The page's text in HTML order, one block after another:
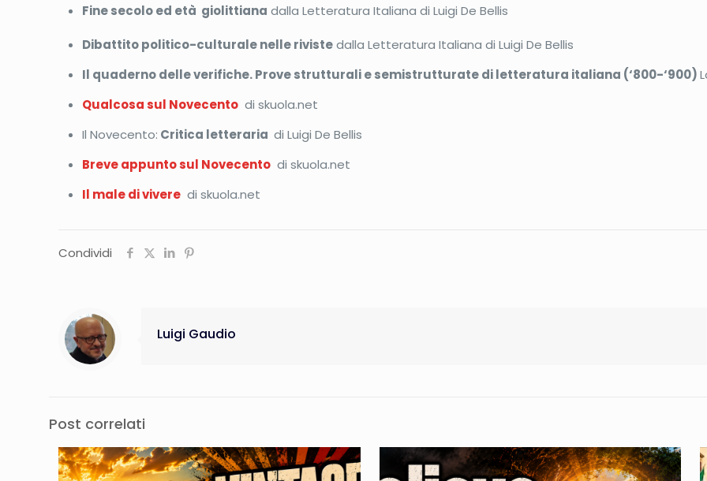
Fine secolo ed età giolittiana dalla Letteratura Italiana di Luigi De Bellis
Dibattito politico-culturale nelle rivistedalla Letteratura Italiana di Luigi De Bellis
Il quaderno delle verifiche. Prove strutturali e semistrutturate di letteratura italiana (‘800-‘900)
Qualcosa sul Novecento di skuola.net
Il Novecento: Critica letteraria di Luigi De Bellis
Breve appunto sul Novecento di skuola.net
Il male di vivere di skuola.net
Condividi
Luigi Gaudio
Post correlati